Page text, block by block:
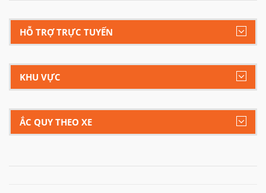
HỖ TRỢ TRỰC TUYẾN
KHU VỰC
ẮC QUY THEO XE